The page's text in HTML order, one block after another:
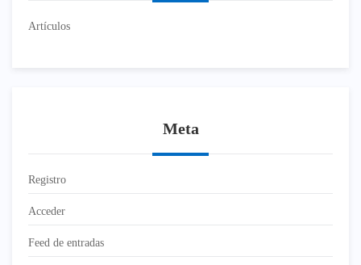
Artículos
Meta
Registro
Acceder
Feed de entradas